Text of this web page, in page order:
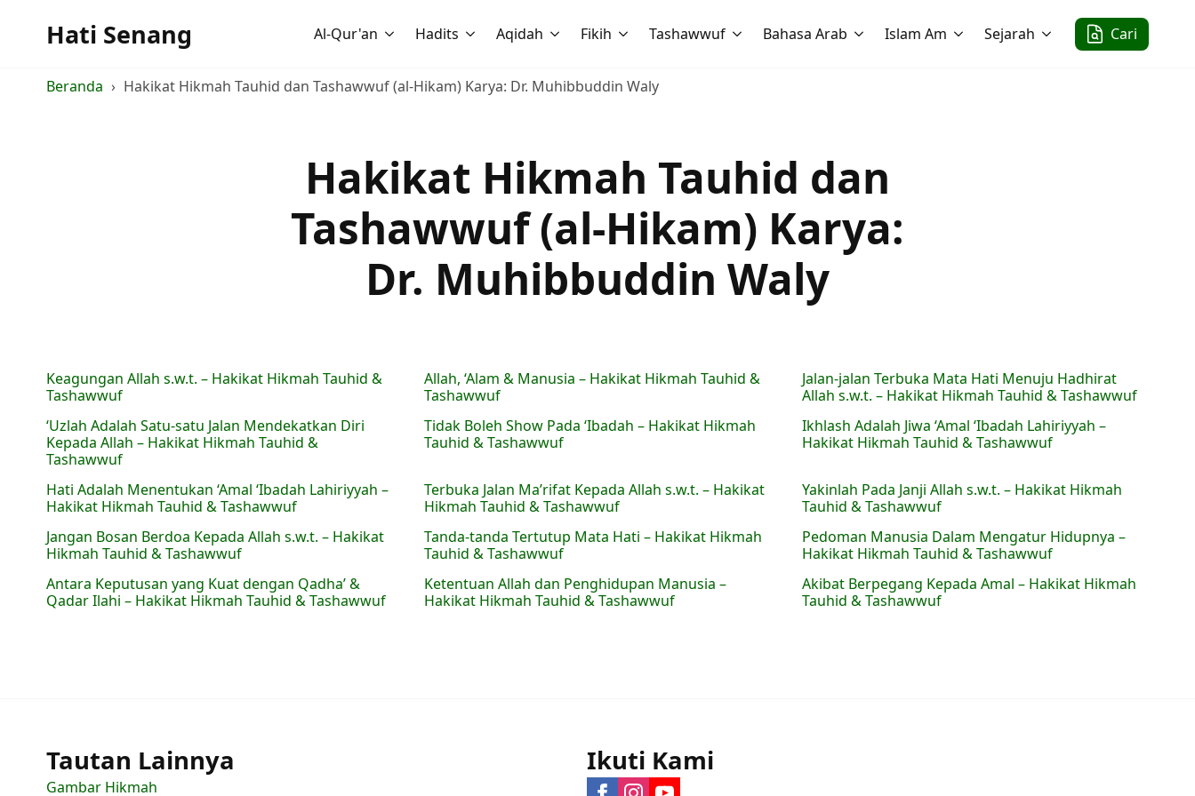
Hati Senang Al-Qur'an Hadits Aqidah Fikih Tashawwuf Bahasa Arab Islam Am Sejarah Cari
Beranda Hakikat Hikmah Tauhid dan Tashawwuf (al-Hikam) Karya: Dr. Muhibbuddin Waly
Hakikat Hikmah Tauhid dan
Tashawwuf (al-Hikam) Karya:
Dr. Muhibbuddin Waly
Keagungan Allah s.w.t. – Hakikat Hikmah Tauhid &
Tashawwuf
Allah, ‘Alam & Manusia – Hakikat Hikmah Tauhid &
Tashawwuf
Jalan-jalan Terbuka Mata Hati Menuju Hadhirat
Allah s.w.t. – Hakikat Hikmah Tauhid & Tashawwuf
‘Uzlah Adalah Satu-satu Jalan Mendekatkan Diri
Kepada Allah – Hakikat Hikmah Tauhid &
Tashawwuf
Tidak Boleh Show Pada ‘Ibadah – Hakikat Hikmah
Tauhid & Tashawwuf
Ikhlash Adalah Jiwa ‘Amal ‘Ibadah Lahiriyyah –
Hakikat Hikmah Tauhid & Tashawwuf
Hati Adalah Menentukan ‘Amal ‘Ibadah Lahiriyyah –
Hakikat Hikmah Tauhid & Tashawwuf
Terbuka Jalan Ma’rifat Kepada Allah s.w.t. – Hakikat
Hikmah Tauhid & Tashawwuf
Yakinlah Pada Janji Allah s.w.t. – Hakikat Hikmah
Tauhid & Tashawwuf
Jangan Bosan Berdoa Kepada Allah s.w.t. – Hakikat
Hikmah Tauhid & Tashawwuf
Tanda-tanda Tertutup Mata Hati – Hakikat Hikmah
Tauhid & Tashawwuf
Pedoman Manusia Dalam Mengatur Hidupnya –
Hakikat Hikmah Tauhid & Tashawwuf
Antara Keputusan yang Kuat dengan Qadha’ &
Qadar Ilahi – Hakikat Hikmah Tauhid & Tashawwuf
Ketentuan Allah dan Penghidupan Manusia –
Hakikat Hikmah Tauhid & Tashawwuf
Akibat Berpegang Kepada Amal – Hakikat Hikmah
Tauhid & Tashawwuf
Tautan Lainnya
Gambar Hikmah
Ikuti Kami